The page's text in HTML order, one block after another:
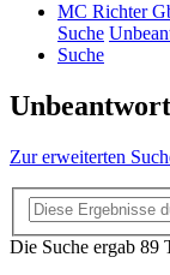
MC Richter
Suche
Suche
Zur erweiterten
Die Suche ergab 89